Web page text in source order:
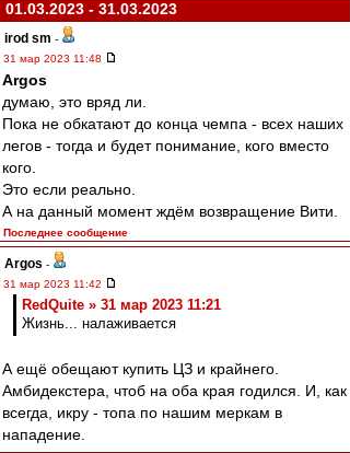
01.03.2023 - 31.03.2023
irod sm -
31 мар 2023 11:48
Argos
думаю, это вряд ли.
Пока не обкатают до конца чемпа - всех наших
легов - тогда и будет понимание, кого вместо
кого.
Это если реально.
А на данный момент ждём возвращение Вити.
Последнее сообщение
Argos -
31 мар 2023 11:42
RedQuite » 31 мар 2023 11:21
Жизнь... налаживается
А ещё обещают купить ЦЗ и крайнего.
Амбидекстера, чтоб на оба края годился. И, как
всегда, икру - топа по нашим меркам в
нападение.